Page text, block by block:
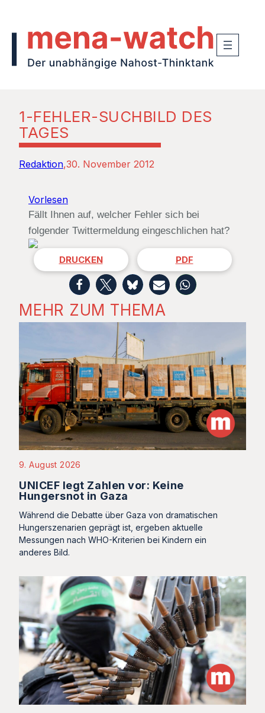
1-FEHLER-SUCHBILD DES
TAGES
Redaktion 30. November 2012
Vorlesen
Fällt Ihnen auf, welcher Fehler sich bei
folgender Twittermeldung eingeschlichen hat?
DRUCKEN PDF
MEHR ZUM THEMA
9. August 2026
UNICEF legt Zahlen vor: Keine
Hungersnot in Gaza
Während die Debatte über Gaza von dramatischen
Hungerszenarien geprägt ist, ergeben aktuelle
Messungen nach WHO-Kriterien bei Kindern ein
anderes Bild.